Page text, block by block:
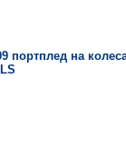
портплед на